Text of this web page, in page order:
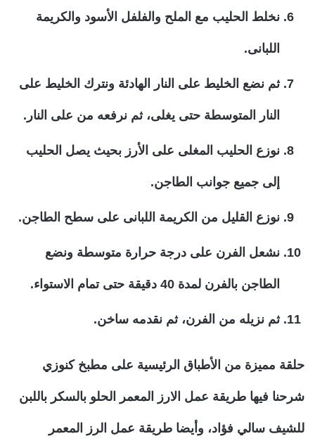
نخلط الحليب مع الملح والفلفل الأسود والكريمة
اللبانى.
ثم نضع الخليط على النار الهادئة ونترك الخليط على
النار المتوسطة حتى يغلى، ثم نرفعه من على النار.
نوزع الحليب المغلى على الأرز بحيث يصل الحليب
إلى جميع جوانب الطاجن.
نوزع القليل من الكريمة اللبانى على سطح الطاجن.
نشعل الفرن على درجة حرارة متوسطة ونضع
الطاجن بالفرن لمدة 40 دقيقة حتى تمام الاستواء.
ثم نزيله من الفرن، ثم نقدمه ساخن.
حلقة مميزة من الأطباق الرئيسية على مطبخ كنوزي
شرحنا فيها طريقة عمل الارز المعمر الحلو بالسكر باللبن
للشيف سالي فؤاد، وأيضا طريقة عمل الرز المعمر